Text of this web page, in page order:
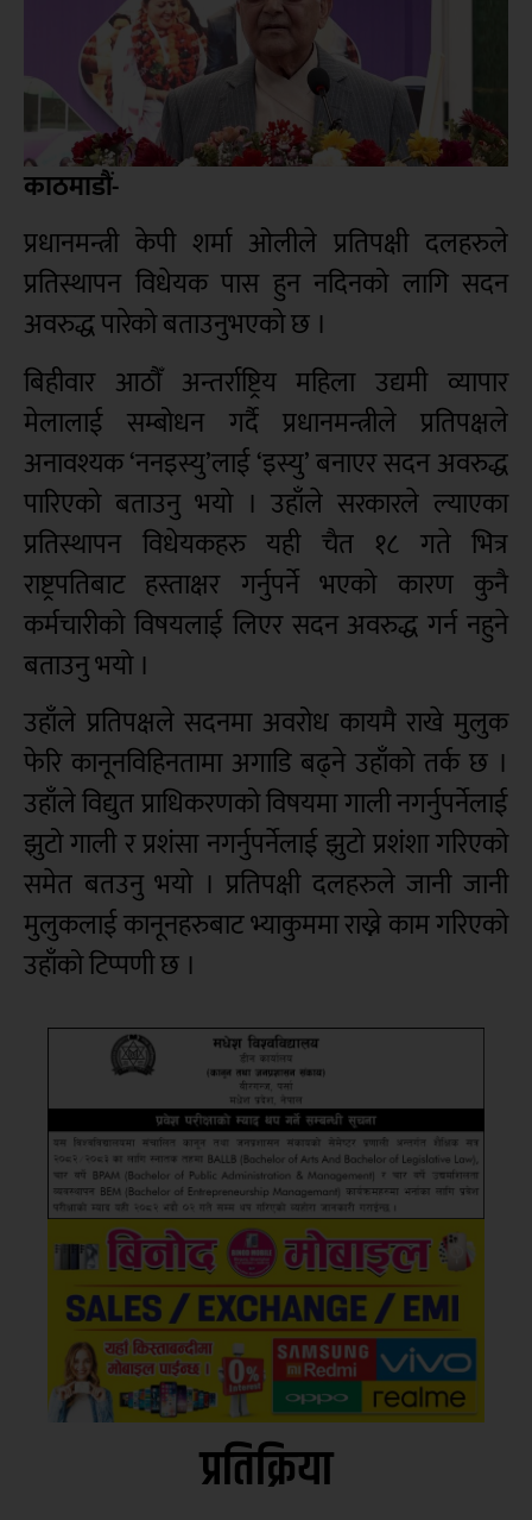
काठमाडौं-
प्रधानमन्त्री केपी शर्मा ओलीले प्रतिपक्षी दलहरुले
प्रतिस्थापन विधेयक पास हुन नदिनको लागि सदन
अवरुद्ध पारेको बताउनुभएको छ ।
बिहीवार आठौँ अन्तर्राष्ट्रिय महिला उद्यमी व्यापार
मेलालाई सम्बोधन गर्दै प्रधानमन्त्रीले प्रतिपक्षले
अनावश्यक ‘ननइस्यु’लाई ‘इस्यु’ बनाएर सदन अवरुद्ध
पारिएको बताउनु भयो । उहाँले सरकारले ल्याएका
प्रतिस्थापन विधेयकहरु यही चैत १८ गते भित्र
राष्ट्रपतिबाट हस्ताक्षर गर्नुपर्ने भएको कारण कुनै
कर्मचारीको विषयलाई लिएर सदन अवरुद्ध गर्न नहुने
बताउनु भयो ।
उहाँले प्रतिपक्षले सदनमा अवरोध कायमै राखे मुलुक
फेरि कानूनविहिनतामा अगाडि बढ्ने उहाँको तर्क छ ।
उहाँले विद्युत प्राधिकरणको विषयमा गाली नगर्नुपर्नेलाई
झुटो गाली र प्रशंसा नगर्नुपर्नेलाई झुटो प्रशंशा गरिएको
समेत बतउनु भयो । प्रतिपक्षी दलहरुले जानी जानी
मुलुकलाई कानूनहरुबाट भ्याकुममा राख्ने काम गरिएको
उहाँको टिप्पणी छ ।
प्रतिक्रिया